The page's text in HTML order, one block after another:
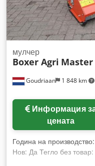
Goudriaan 1 848 km
мулчер
Boxer Agri Master
Информация за
цената
Година на производство:
Нов: Да Тегло без